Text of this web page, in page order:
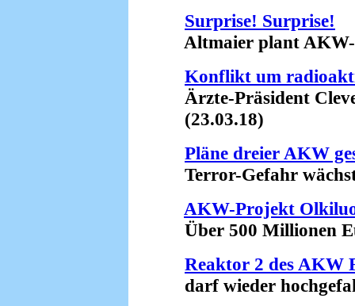
Surprise! Surprise!
Altmaier plant AKW-
Konflikt um
Ärzte-Präsident
(23.03.18)
Pläne dreier AKW
Terror-Gefahr wächst
AKW-Projekt
Über 500 Millionen
Reaktor 2 des AKW
darf wieder